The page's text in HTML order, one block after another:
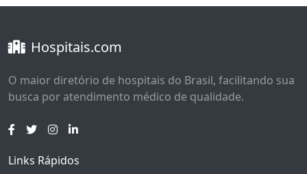
Hospitais.com
O maior diretório de hospitais do Brasil, facilitando sua
busca por atendimento médico de qualidade.
Links Rápidos